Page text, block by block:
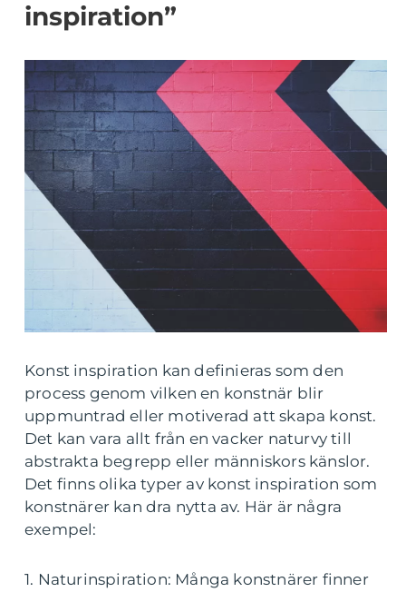
inspiration”
Konst inspiration kan definieras som den
process genom vilken en konstnär blir
uppmuntrad eller motiverad att skapa konst.
Det kan vara allt från en vacker naturvy till
abstrakta begrepp eller människors känslor.
Det finns olika typer av konst inspiration som
konstnärer kan dra nytta av. Här är några
exempel:
1. Naturinspiration: Många konstnärer finner